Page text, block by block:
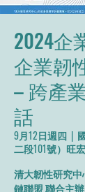
2024企
企業韌
– 跨產
話
9月12日週四
  |
二段101號）旺
清大韌性研究中
鏈聯盟 聯合主